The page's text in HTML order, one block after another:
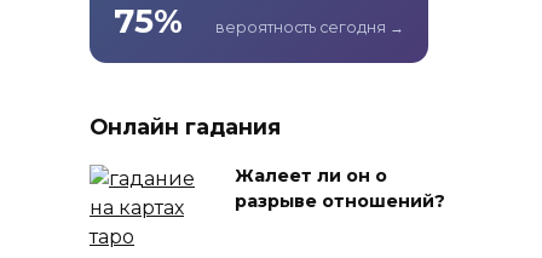
75% вероятность сегодня →
Онлайн гадания
Жалеет ли он о
разрыве отношений?